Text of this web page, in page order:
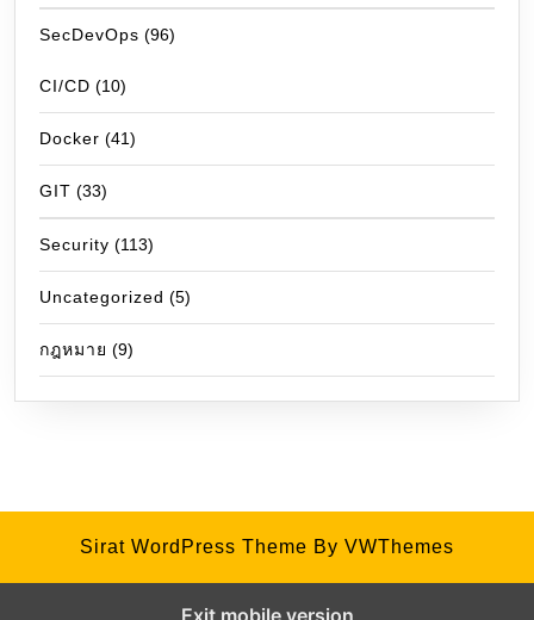
SecDevOps (96)
CI/CD (10)
Docker (41)
GIT (33)
Security (113)
Uncategorized (5)
กฎหมาย (9)
Sirat WordPress Theme By VWThemes